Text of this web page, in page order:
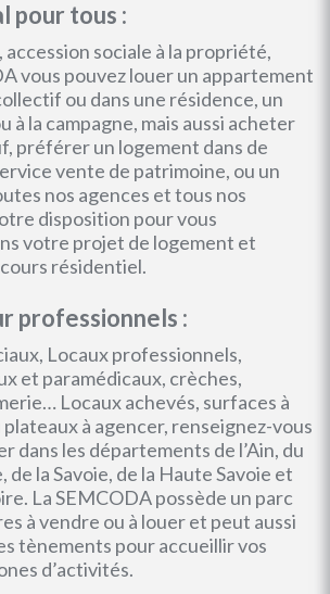
pour tous :
sociale à la propriété,
vous pouvez louer un appartement
ou dans une résidence, un
à la campagne, mais aussi acheter
préférer un logement dans de
vente de patrimoine, ou un
nos agences et tous nos
disposition pour vous
votre projet de logement et
résidentiel.
professionnels :
Locaux professionnels,
et paramédicaux, crèches,
Locaux achevés, surfaces à
à agencer, renseignez-vous
dans les départements de l’Ain, du
de la Savoie, de la Haute Savoie et
La SEMCODA possède un parc
à vendre ou à louer et peut aussi
tènements pour accueillir vos
d’activités.